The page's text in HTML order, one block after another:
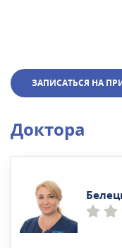
ЗАПИСАТЬСЯ НА
Доктора